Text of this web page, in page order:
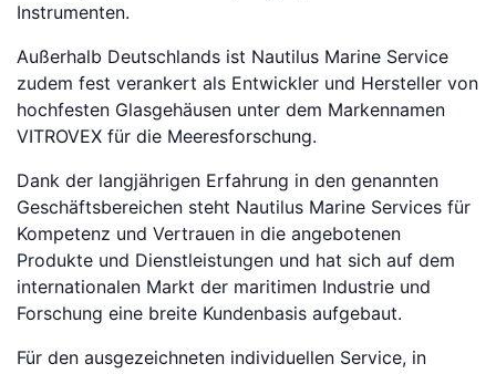
Instrumenten.
Außerhalb Deutschlands ist Nautilus Marine Service
zudem fest verankert als Entwickler und Hersteller von
hochfesten Glasgehäusen unter dem Markennamen
VITROVEX für die Meeresforschung.
Dank der langjährigen Erfahrung in den genannten
Geschäftsbereichen steht Nautilus Marine Services für
Kompetenz und Vertrauen in die angebotenen
Produkte und Dienstleistungen und hat sich auf dem
internationalen Markt der maritimen Industrie und
Forschung eine breite Kundenbasis aufgebaut.
Für den ausgezeichneten individuellen Service, in